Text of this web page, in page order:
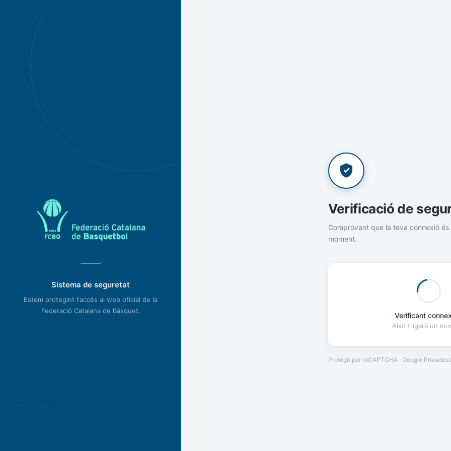
Sistema de seguretat
Estem protegint l'accés al web oficial de la
Federació Catalana de Bàsquet.
Verificació de
Comprovant que la teva connexió és
moment.
Verificant
Això trigarà un
Protegit per reCAPTCHA · Google Privadesa